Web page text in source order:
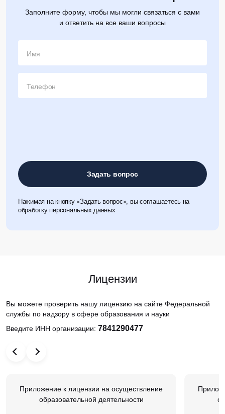
Заполните форму, чтобы мы могли связаться с вами
и ответить на все ваши вопросы
Имя
Телефон
Задать вопрос
Нажимая на кнопку «Задать вопрос», вы соглашаетесь на
обработку персональных данных
Лицензии
Вы можете проверить нашу лицензию на сайте Федеральной
службы по надзору в сфере образования и науки
Введите ИНН организации: 7841290477
Приложение к лицензии на осуществление
образовательной деятельности